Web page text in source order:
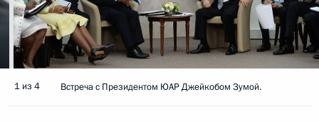
1 из 4 Встреча с Президентом ЮАР Джейкобом Зумой.